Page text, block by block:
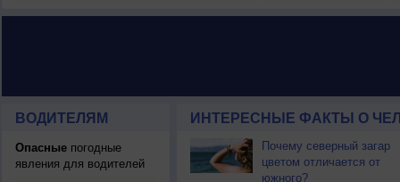
ВОДИТЕЛЯМ
Опасныепогодные
явления для водителей
ИНТЕРЕСНЫЕ ФАКТЫ О
Почему северный загар
цветом отличается от
южного?